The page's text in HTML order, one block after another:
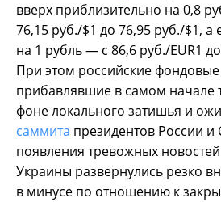
вверх приблизительно на 0,8
76,15 руб./$1 до 76,95 руб./$1,
на 1 рубль — с 86,6 руб./EUR1
При этом российские
прибавлявшие в самом начале
фоне локального затишья и
саммита президентов России
появления тревожных
Украины развернулись резко
в минусе по отношению к